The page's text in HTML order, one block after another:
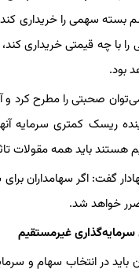
سهمی را خریداری
با چه قیمتی خریداری
بود.
صحبتی را مطرح کرد
ریسک کمتری سرمایه
باید همه مقولات
گفت: اگر سهامداران
خواهد شد.
غیرمستقیم
باید در انتخاب سهام و